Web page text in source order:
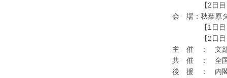
【2日目】29
会 場：秋葉原
【1日目】28
【2日目】
主 催 ： 文部
共 催 ： 全国
後 援 ： 内閣府